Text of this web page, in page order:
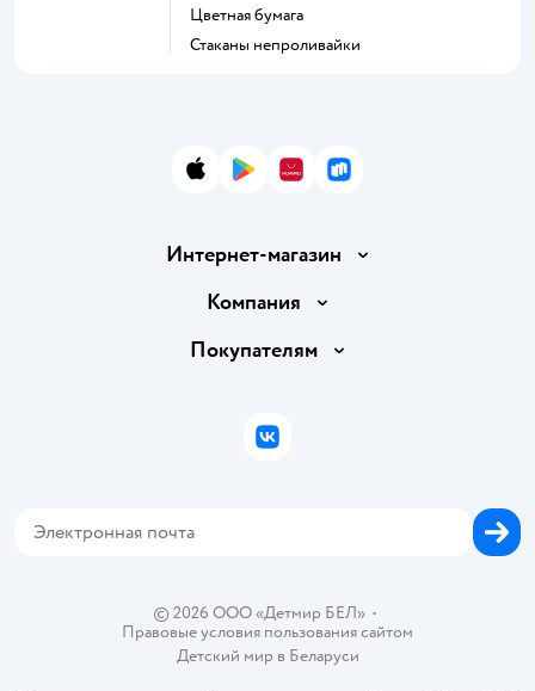
Цветная бумага
Стаканы непроливайки
App StoreGoogle Play
AppGallery
RuStore
Интернет-магазин
Доставка и оплата
Правила продажи
Политика использования файлов cookie
Компания
Вакансии
Покупателям
Бонусные карты
© 2026 ООО «Детмир БЕЛ»•
Правовые условия пользования сайтом
Детский мир в Беларуси
ВКонтакте